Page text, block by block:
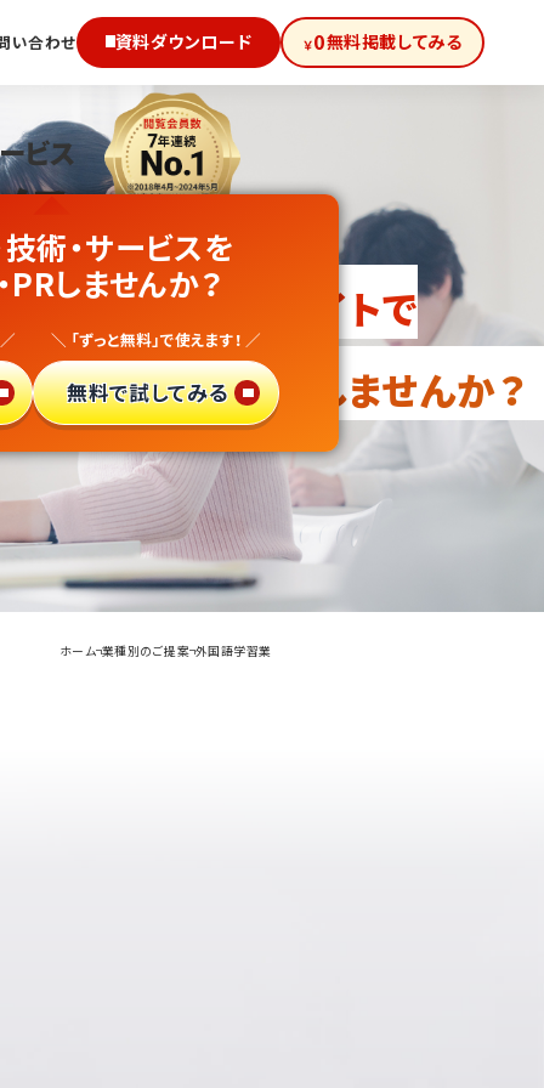
い合わせ 資料ダウンロード ￥0無料掲載してみる
ビス
!
向け無料PRサイトで
業種参入 しませんか？
術・サービスを
しませんか？
＼ 「ずっと無料」で使えます！ ／
無料で試してみる
ホーム 業種別のご提案 外国語学習業